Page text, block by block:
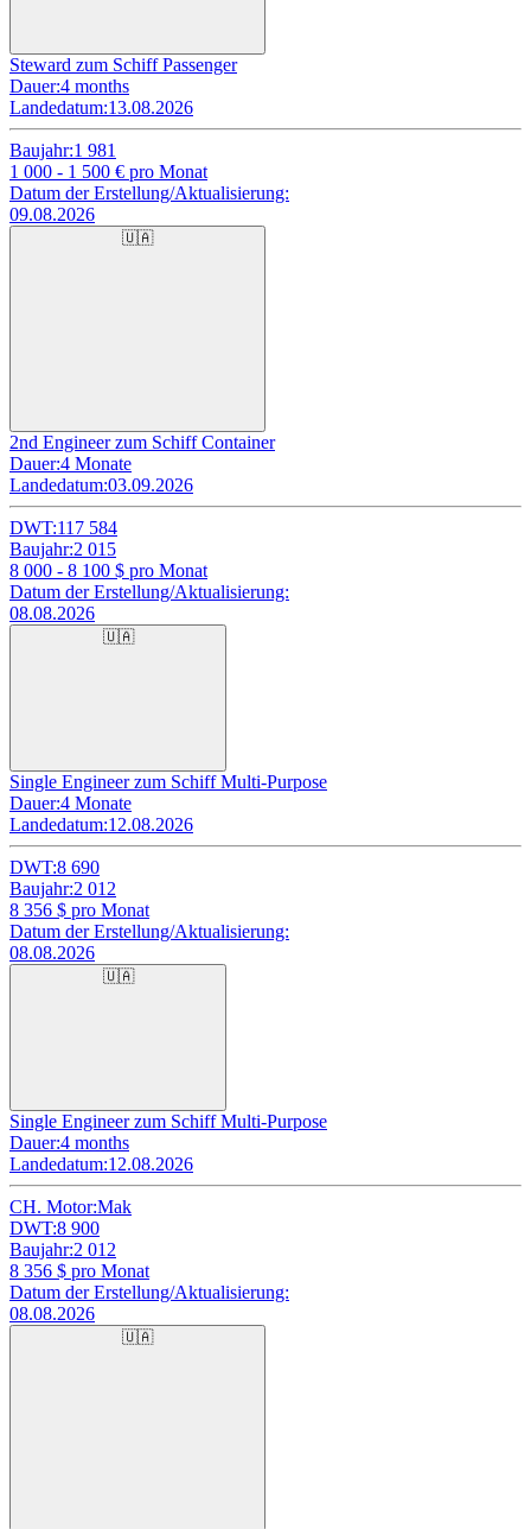
Steward zum Schiff Passenger
Dauer:4 months
Landedatum:13.08.2026
Baujahr:1 981
1 000 - 1 500 € pro Monat
Datum der Erstellung/Aktualisierung:
09.08.2026
🇺🇦
2nd Engineer zum Schiff Container
Dauer:4 Monate
Landedatum:03.09.2026
DWT:117 584
Baujahr:2 015
8 000 - 8 100 $ pro Monat
Datum der Erstellung/Aktualisierung:
08.08.2026
🇺🇦
Single Engineer zum Schiff Multi-Purpose
Dauer:4 Monate
Landedatum:12.08.2026
DWT:8 690
Baujahr:2 012
8 356 $ pro Monat
Datum der Erstellung/Aktualisierung:
08.08.2026
🇺🇦
Single Engineer zum Schiff Multi-Purpose
Dauer:4 months
Landedatum:12.08.2026
CH. Motor:Mak
DWT:8 900
Baujahr:2 012
8 356 $ pro Monat
Datum der Erstellung/Aktualisierung:
08.08.2026
🇺🇦